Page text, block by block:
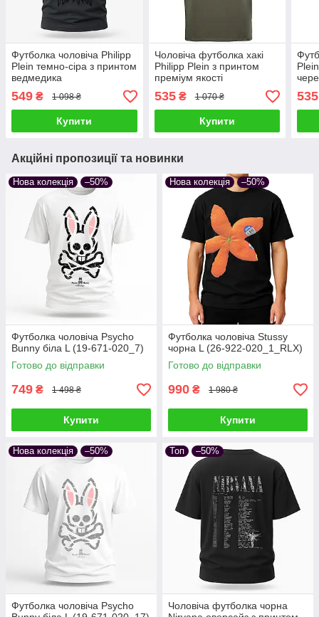
Футболка чоловіча Philipp
Plein темно-сіра з принтом
ведмедика
549 ₴ 1 098 ₴
Купити
Чоловіча футболка хакі
Philipp Plein з принтом
преміум якості
535₴ 1 070 ₴
Купити
535
Акційні пропозиції та новинки
Нова колекція –50%
Футболка чоловіча Psycho
Bunny біла L (19-671-020_7)
Готово до відправки
749 ₴ 1 498 ₴
Купити
Нова колекція –50%
Футболка чоловіча Stussy
чорна L (26-922-020_1_RLX)
Готово до відправки
990 ₴ 1 980 ₴
Купити
Нова колекція –50%
Футболка чоловіча Psycho
Топ –50%
Чоловіча футболка чорна